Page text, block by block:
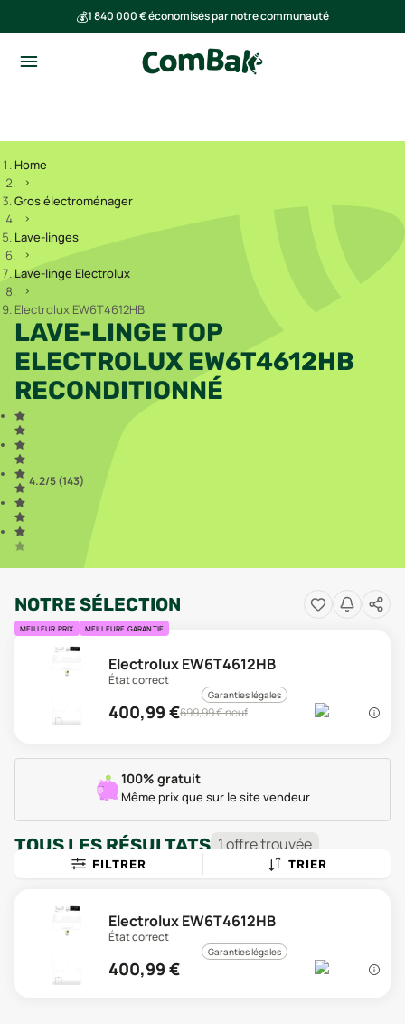
💰1 840 000 € économisés par notre communauté
Home
Gros électroménager
Lave-linges
Lave-linge Electrolux
Electrolux EW6T4612HB
LAVE-LINGE TOP
ELECTROLUX EW6T4612HB
RECONDITIONNÉ
4.2/5 (143)
NOTRE SÉLECTION
MEILLEUR PRIX MEILLEURE GARANTIE
Electrolux EW6T4612HB
État correct
Garanties légales
400,99 €699,99€ neuf
100% gratuit
Même prix que sur le site vendeur
TOUS LES RÉSULTATS 1offretrouvée
FILTRER TRIER
Electrolux EW6T4612HB
État correct
Garanties légales
400,99 €